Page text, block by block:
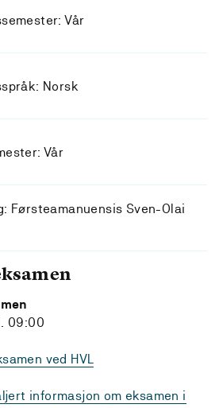
Vår
Norsk
Vår
Førsteamanuensis Sven-Olai
09:00
ved HVL
informasjon om eksamen i